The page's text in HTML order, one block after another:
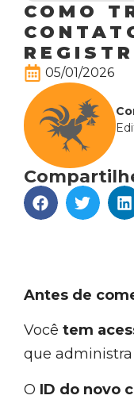
COMO
05/01/2026
Antes de
Você tem
que
O ID do novo